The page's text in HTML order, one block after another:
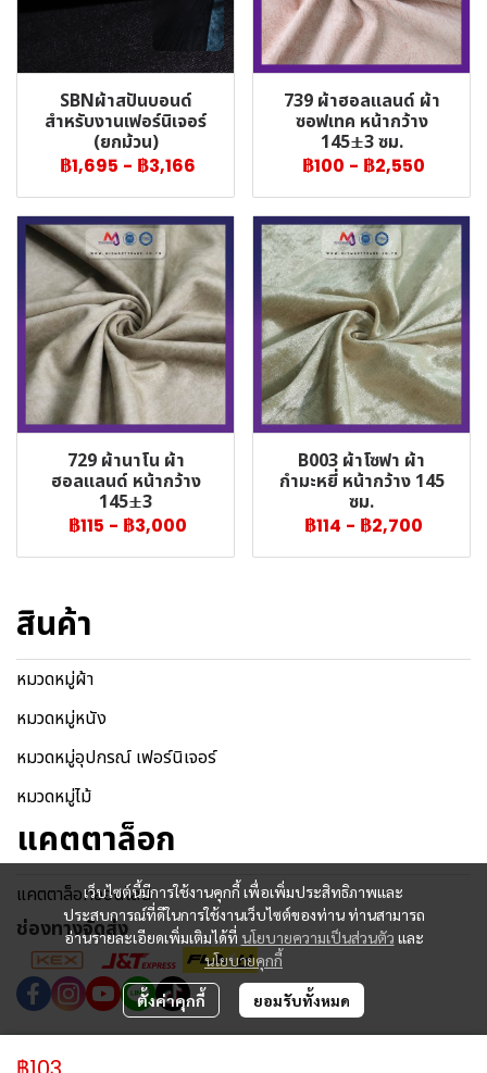
SBNผ้าสปันบอนด์
สำหรับงานเฟอร์นิเจอร์
(ยกม้วน)
฿1,695 - ฿3,166
739 ผ้าฮอลแลนด์ ผ้า
ซอฟเทค หน้ากว้าง
145±3 ซม.
฿100 - ฿2,550
729 ผ้านาโน ผ้า
ฮอลแลนด์ หน้ากว้าง
145±3
฿115 - ฿3,000
B003 ผ้าโซฟา ผ้า
กำมะหยี่ หน้ากว้าง 145
ซม.
฿114 - ฿2,700
เว็บไซต์นี้มีการใช้งานคุกกี้ เพื่อเพิ่มประสิทธิภาพและ
ประสบการณ์ที่ดีในการใช้งานเว็บไซต์ของท่าน ท่านสามารถ
อ่านรายละเอียดเพิ่มเติมได้ที่ นโยบายความเป็นส่วนตัว และ
นโยบายคุกกี้
ตั้งค่าคุกกี้ ยอมรับทั้งหมด
สินค้า
หมวดหมู่ผ้า
หมวดหมู่หนัง
หมวดหมู่อุปกรณ์ เฟอร์นิเจอร์
หมวดหมู่ไม้
แคตตาล็อก
แคตตาล็อกออนไลน์
ช่องทางจัดส่ง